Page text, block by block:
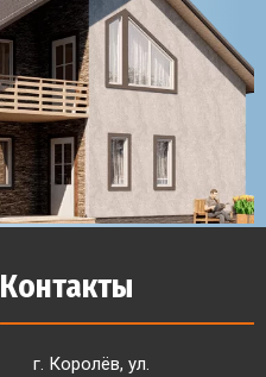
Контакты
г. Королёв, ул.